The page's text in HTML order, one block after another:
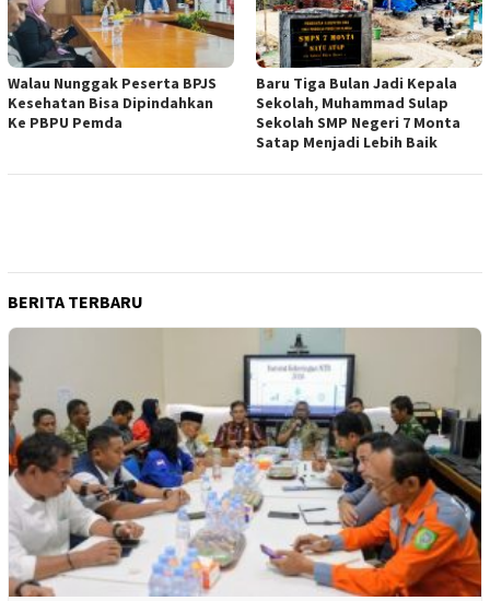
Walau Nunggak Peserta BPJS
Kesehatan Bisa Dipindahkan
Ke PBPU Pemda
Baru Tiga Bulan Jadi Kepala
Sekolah, Muhammad Sulap
Sekolah SMP Negeri 7 Monta
Satap Menjadi Lebih Baik
BERITA TERBARU